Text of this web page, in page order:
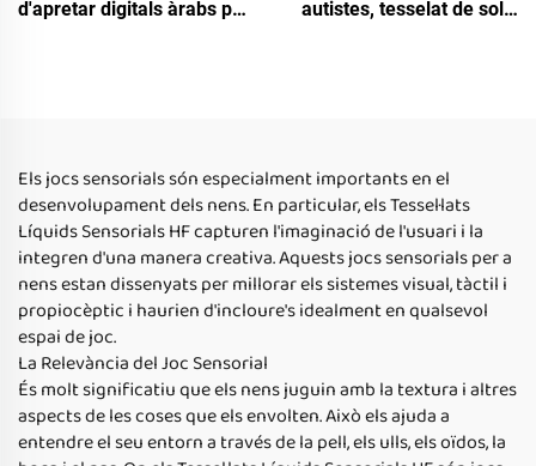
d'apretar digitals àrabs per
autistes, tesselat de sol
Els jocs sensorials són especialment importants en el
desenvolupament dels nens. En particular, els Tessel·lats
Líquids Sensorials HF capturen l'imaginació de l'usuari i la
integren d'una manera creativa. Aquests jocs sensorials per a
nens estan dissenyats per millorar els sistemes visual, tàctil i
propiocèptic i haurien d'incloure's idealment en qualsevol
espai de joc.
La Relevància del Joc Sensorial
És molt significatiu que els nens juguin amb la textura i altres
aspects de les coses que els envolten. Això els ajuda a
entendre el seu entorn a través de la pell, els ulls, els oïdos, la